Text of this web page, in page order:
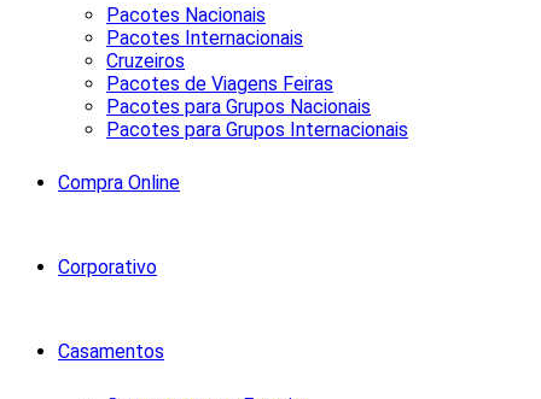
Pacotes Nacionais
Pacotes Internacionais
Cruzeiros
Pacotes de Viagens Feiras
Pacotes para Grupos Nacionais
Pacotes para Grupos Internacionais
Compra Online
Corporativo
Casamentos